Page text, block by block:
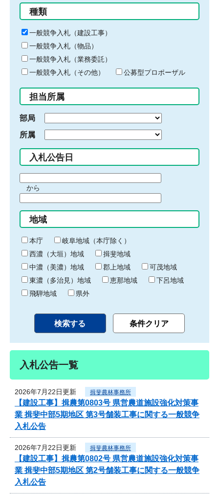
る
キ
ー
ワ
ー
ド
入
力
種類
一般競争入札（建設工事）
一般競争入札（物品）
一般競争入札（業務委託）
一般競争入札（その他）
公募型プロポーザル
担当所属
部局
所属
入札公告日
間
始
り
から
間
終
わ
り
地域
本庁
岐阜地域（本庁除く）
西濃（大垣）地域
揖斐地域
中濃（美濃）地域
郡上地域
可茂地域
東濃（多治見）地域
恵那地域
下呂地域
飛騨地域
県外
入札公告一覧
2026年7月22日更新 揖斐農林事務所
【建設工事】揖農第0803号 県営農道施設強化対策事
業 揖斐中部5期地区 第3号舗装工事に関する一般競争
入札公告
2026年7月22日更新 揖斐農林事務所
【建設工事】揖農第0802号 県営農道施設強化対策事
業 揖斐中部5期地区 第2号舗装工事に関する一般競争
入札公告